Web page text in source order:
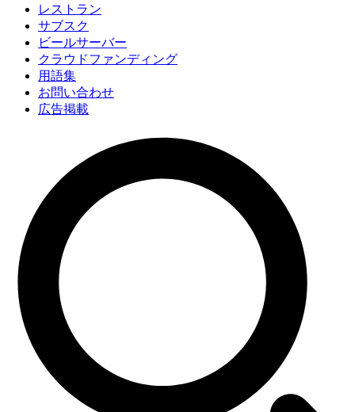
レストラン
サブスク
ビールサーバー
クラウドファンディング
用語集
お問い合わせ
広告掲載